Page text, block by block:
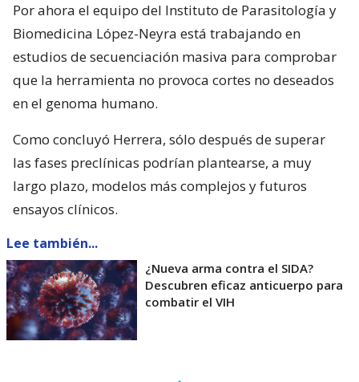
Por ahora el equipo del Instituto de Parasitología y
Biomedicina López-Neyra está trabajando en
estudios de secuenciación masiva para comprobar
que la herramienta no provoca cortes no deseados
en el genoma humano.
Como concluyó Herrera, sólo después de superar
las fases preclínicas podrían plantearse, a muy
largo plazo, modelos más complejos y futuros
ensayos clínicos.
Lee también...
¿Nueva arma contra el SIDA?
Descubren eficaz anticuerpo para
combatir el VIH